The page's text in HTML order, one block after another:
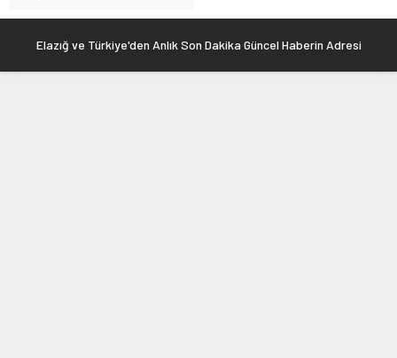
Elazığ ve Türkiye'den Anlık Son Dakika Güncel Haberin Adresi